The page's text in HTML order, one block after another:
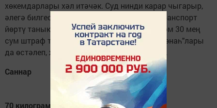
хөкемдарлары хәл итәчәк. Суд нинди карар чыгарыр,
әлегә билгесез. Әмма ир-атның 1,5-2 елга транспорт
йөртү таныклыгыннан мәхрүм ителәчәге һәм 30 мең
сум штраф түләве көн кебек ачык. Башка "гөнаһ"лары
да өстәлеп, җәза тагын да кырысланмаса...
Саннар
70 килограммлы ир кеше организмыннан